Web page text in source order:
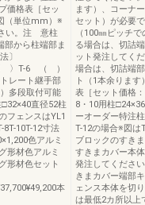
価格表［セッ
（単位mm）※
い。注 意柱
から柱端部ま
〕
〉T-6 （ ）
レート継手部
多段取付可能
直径52柱
フェンスはYL1
8T-10T-12寸法
色アルミ
形材色アルミ
形材色セット
本
ます）、コーナ
セット）が必要
（100㎜ピッチ
る場合は、切詰
ット発注してく
場合は、切詰端
ト（1本余りま
表［セット価格
8・10用柱
ーオーダー特注
T-12の場合※図は
ブロックのすき
すきまカバー本
発注してくださ
きまカバー端部
ェンス本体を切
は最低2カ所以上